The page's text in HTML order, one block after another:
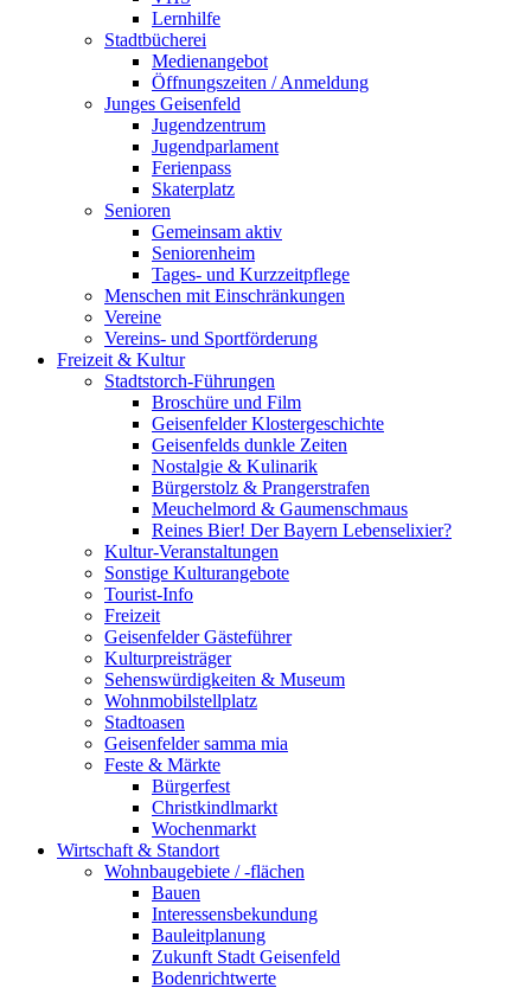
Lernhilfe
Stadtbücherei
Medienangebot
Öffnungszeiten / Anmeldung
Junges Geisenfeld
Jugendzentrum
Jugendparlament
Ferienpass
Skaterplatz
Senioren
Gemeinsam aktiv
Seniorenheim
Tages- und Kurzzeitpflege
Menschen mit Einschränkungen
Vereine
Vereins- und Sportförderung
Freizeit & Kultur
Stadtstorch-Führungen
Broschüre und Film
Geisenfelder Klostergeschichte
Geisenfelds dunkle Zeiten
Nostalgie & Kulinarik
Bürgerstolz & Prangerstrafen
Meuchelmord & Gaumenschmaus
Reines Bier! Der Bayern Lebenselixier?
Kultur-Veranstaltungen
Sonstige Kulturangebote
Tourist-Info
Freizeit
Geisenfelder Gästeführer
Kulturpreisträger
Sehenswürdigkeiten & Museum
Wohnmobilstellplatz
Stadtoasen
Geisenfelder samma mia
Feste & Märkte
Bürgerfest
Christkindlmarkt
Wochenmarkt
Wirtschaft & Standort
Wohnbaugebiete / -flächen
Bauen
Interessensbekundung
Bauleitplanung
Zukunft Stadt Geisenfeld
Bodenrichtwerte